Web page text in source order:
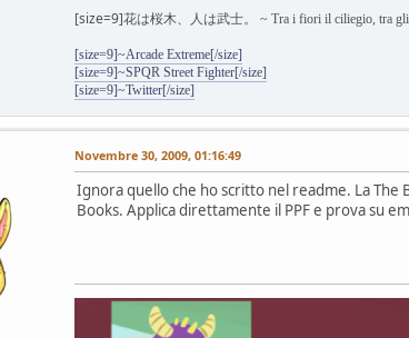
[size=9]花は桜木、人は武士。 ~ Tra i fiori il ciliegio, tra gli
[size=9]~Arcade Extreme[/size]
[size=9]~SPQR Street Fighter[/size]
[size=9]~Twitter[/size]
Novembre 30, 2009, 01:16:49
Ignora quello che ho scritto nel readme. La The
Books. Applica direttamente il PPF e prova su